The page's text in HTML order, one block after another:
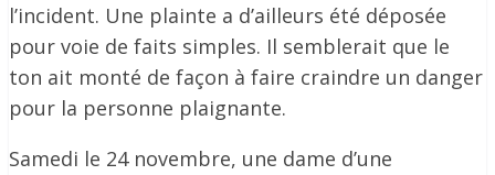
l’incident. Une plainte a d’ailleurs été déposée
pour voie de faits simples. Il semblerait que le
ton ait monté de façon à faire craindre un danger
pour la personne plaignante.
Samedi le 24 novembre, une dame d’une